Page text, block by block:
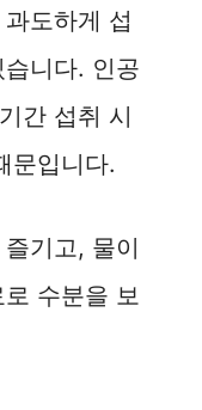
도하게 섭
니다. 인공
간 섭취 시
문입니다.
기고, 물이
수분을 보